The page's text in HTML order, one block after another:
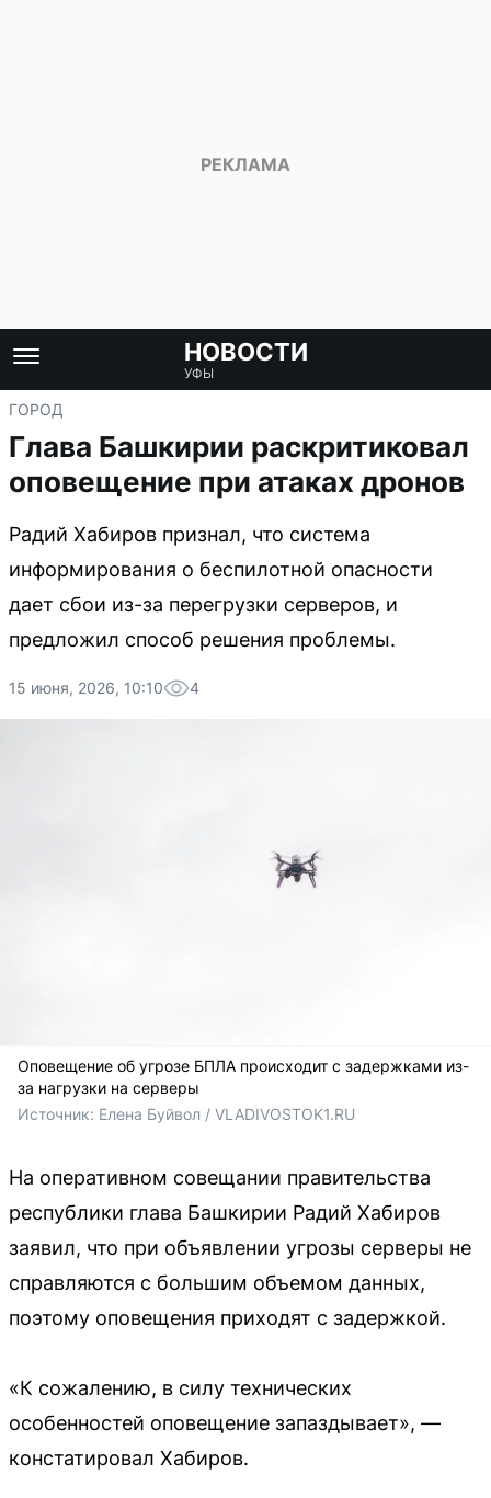
НОВОСТИ
УФЫ
ГОРОД
Глава Башкирии раскритиковал
оповещение при атаках дронов
Радий Хабиров признал, что система
информирования о беспилотной опасности
дает сбои из-за перегрузки серверов, и
предложил способ решения проблемы.
15 июня, 2026, 10:10 4
Оповещение об угрозе БПЛА происходит с задержками из-
за нагрузки на серверы
Источник: Елена Буйвол / VLADIVOSTOK1.RU
На оперативном совещании правительства
республики глава Башкирии Радий Хабиров
заявил, что при объявлении угрозы серверы не
справляются с большим объемом данных,
поэтому оповещения приходят с задержкой.
«К сожалению, в силу технических
особенностей оповещение запаздывает», —
констатировал Хабиров.